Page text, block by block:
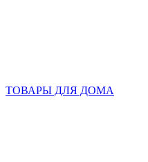
ТОВАРЫ ДЛЯ ДОМА